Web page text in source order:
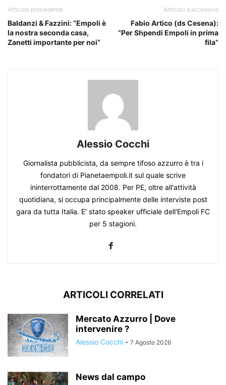
Articolo precedente
Baldanzi & Fazzini: “Empoli è
la nostra seconda casa,
Zanetti importante per noi”
Articolo successivo
Fabio Artico (ds Cesena):
“Per Shpendi Empoli in prima
fila”
Alessio Cocchi
Giornalista pubblicista, da sempre tifoso azzurro è tra i
fondatori di Pianetaempoli.it sul quale scrive
ininterrottamente dal 2008. Per PE, oltre all'attività
quotidiana, si occupa principalmente delle interviste post
gara da tutta Italia. E' stato speaker ufficiale dell'Empoli FC
per 5 stagioni.
ARTICOLI CORRELATI
Mercato Azzurro | Dove
intervenire ?
Alessio Cocchi - 7 Agosto 2026
News dal campo